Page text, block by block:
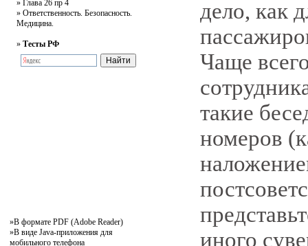
» Глава 26 пр 4
» Ответственность. Безопасность.
Медицина.
» Тесты РФ
»В формате PDF (Adobe Reader)
»В виде Java-приложения для
мобильного телефона
дело, как
Чаще
такие
номеров
иного